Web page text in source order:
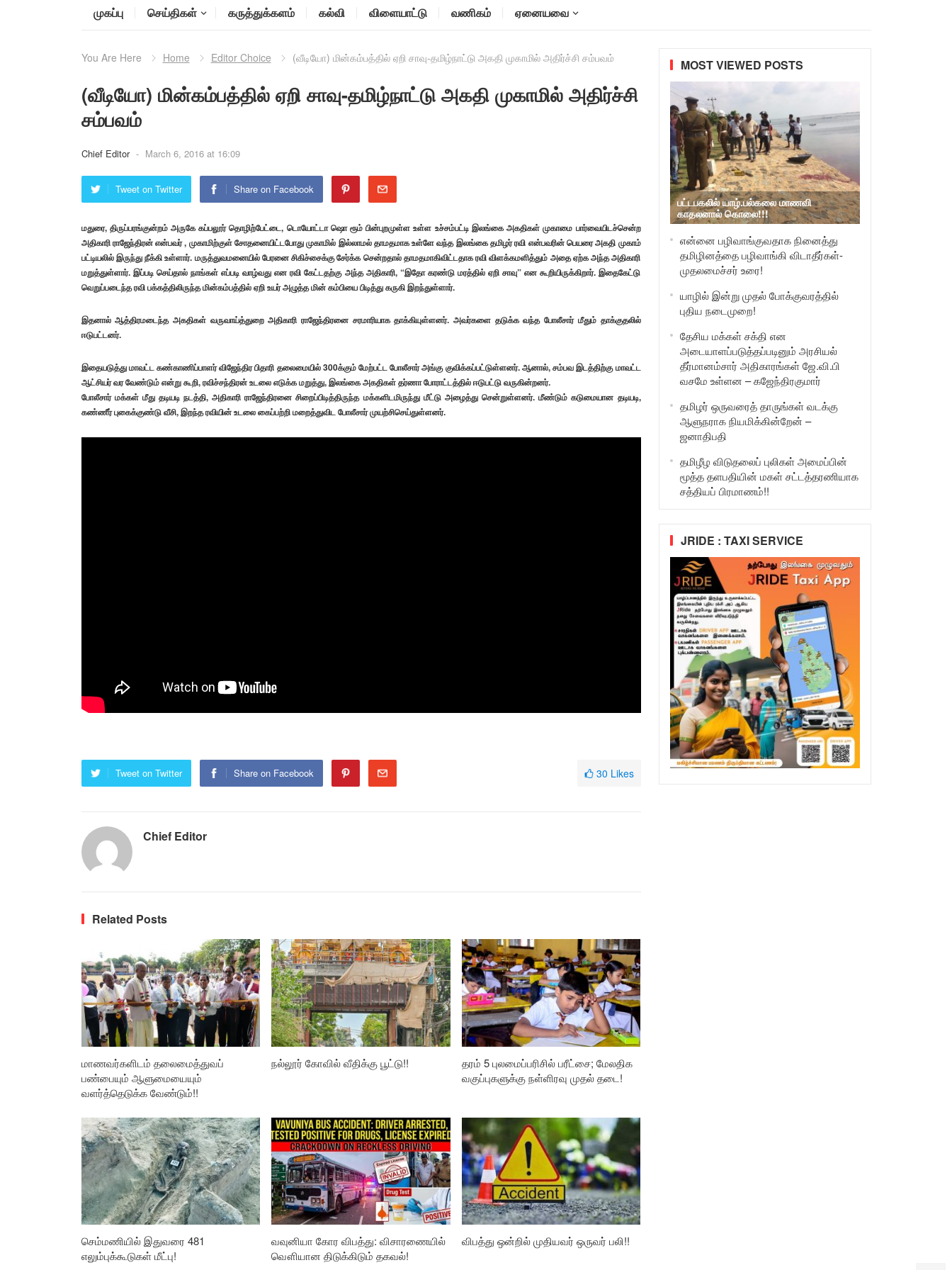
முகப்பு செய்திகள் கருத்துக்களம் கல்வி விளையாட்டு வணிகம் ஏனையவை
You Are Here Home Editor Choice (வீடியோ) மின்கம்பத்தில் ஏறி சாவு-தமிழ்நாட்டு அகதி முகாமில் அதிர்ச்சி சம்பவம்
(வீடியோ) மின்கம்பத்தில் ஏறி சாவு-தமிழ்நாட்டு அகதி முகாமில் அதிர்ச்சி
சம்பவம்
Chief Editor - March 6, 2016 at 16:09
Tweet on Twitter Share on Facebook
மதுரை, திருப்பரங்குன்றம் அருகே கப்பலூர் தொழிற்பேட்டை, டொயோட்டா ஷொ ரூம் பின்புறமுள்ள உள்ள உச்சம்பட்டி இலங்கை அகதிகள் முகாமை பார்வையிடச்சென்ற
அதிகாரி ராஜேந்திரன் என்பவர் , முகாமிற்குள் சோதனையிட்டபோது முகாமில் இல்லாமல் தாமதமாக உள்ளே வந்த இலங்கை தமிழர் ரவி என்பவரின் பெயரை அகதி முகாம்
பட்டியலில் இருந்து நீக்கி உள்ளார். மருத்துவமனையில் பேரனை சிகிச்சைக்கு சேர்க்க சென்றதால் தாமதமாகிவிட்டதாக ரவி விளக்கமளித்தும் அதை ஏற்க அந்த அதிகாரி
மறுத்துள்ளார். இப்படி செய்தால் நாங்கள் எப்படி வாழ்வது என ரவி கேட்டதற்கு அந்த அதிகாரி, “இதோ கரண்டு மரத்தில் ஏறி சாவு” என கூறியிருக்கிறார். இதைகேட்டு
வெறுப்படைந்த ரவி பக்கத்திலிருந்த மின்கம்பத்தில் ஏறி உயர் அழுத்த மின் கம்பியை பிடித்து கருகி இறந்துள்ளார்.
இதனால் ஆத்திரமடைந்த அகதிகள் வருவாய்த்துறை அதிகாரி ராஜேந்திரனை சரமாரியாக தாக்கியுள்ளனர். அவர்களை தடுக்க வந்த போலீசார் மீதும் தாக்குதலில்
ஈடுபட்டனர்.
இதையடுத்து மாவட்ட கண்காணிப்பாளர் விஜேந்திர பிதாரி தலைமையில் 300க்கும் மேற்பட்ட போலீசார் அங்கு குவிக்கப்பட்டுள்ளனர். ஆனால், சம்பவ இடத்திற்கு மாவட்ட
ஆட்சியர் வர வேண்டும் என்று கூறி, ரவிச்சந்திரன் உடலை எடுக்க மறுத்து, இலங்கை அகதிகள் தர்ணா போராட்டத்தில் ஈடுபட்டு வருகின்றனர்.
போலீசார் மக்கள் மீது தடியடி நடத்தி, அதிகாரி ராஜேந்திரனை சிறைப்பிடித்திருந்த மக்களிடமிருந்து மீட்டு அழைத்து சென்றுள்ளனர். மீண்டும் கடுமையான தடியடி,
கண்ணீர் புகைக்குண்டு வீசி, இறந்த ரவியின் உடலை கைப்பற்றி மறைத்துவிட போலீசார் முயற்சிசெய்துள்ளனர்.
Tweet on Twitter Share on Facebook 30 Likes
Chief Editor
Related Posts
மாணவர்களிடம் தலைமைத்துவப்
பண்பையும் ஆளுமையையும்
வளர்த்தெடுக்க வேண்டும்!!
நல்லூர் கோவில் வீதிக்கு பூட்டு!!
தரம் 5 புலமைப்பரிசில் பரீட்சை; மேலதிக
வகுப்புகளுக்கு நள்ளிரவு முதல் தடை!
செம்மணியில் இதுவரை 481
எலும்புக்கூடுகள் மீட்பு!
வவுனியா கோர விபத்து: விசாரணையில்
வௌியான திடுக்கிடும் தகவல்!
விபத்து ஒன்றில் முதியவர் ஒருவர் பலி!!
MOST VIEWED POSTS
பட்டபகலில் யாழ்.பல்கலை மாணவி
காதலனால் கொலை!!!
என்னை பழிவாங்குவதாக நினைத்து
தமிழினத்தை பழிவாங்கி விடாதீர்கள்-
முதலமைச்சர் உரை!
யாழில் இன்று முதல் போக்குவரத்தில்
புதிய நடைமுறை!
தேசிய மக்கள் சக்தி என
அடையாளப்படுத்தப்படினும் அரசியல்
தீர்மானம்சார் அதிகாரங்கள் ஜே.வி.பி
வசமே உள்ளன – கஜேந்திரகுமார்
தமிழர் ஒருவரைத் தாருங்கள் வடக்கு
ஆளுநராக நியமிக்கின்றேன் –
ஜனாதிபதி
தமிழீழ விடுதலைப் புலிகள் அமைப்பின்
மூத்த தளபதியின் மகள் சட்டத்தரணியாக
சத்தியப் பிரமாணம்!!
JRIDE : TAXI SERVICE